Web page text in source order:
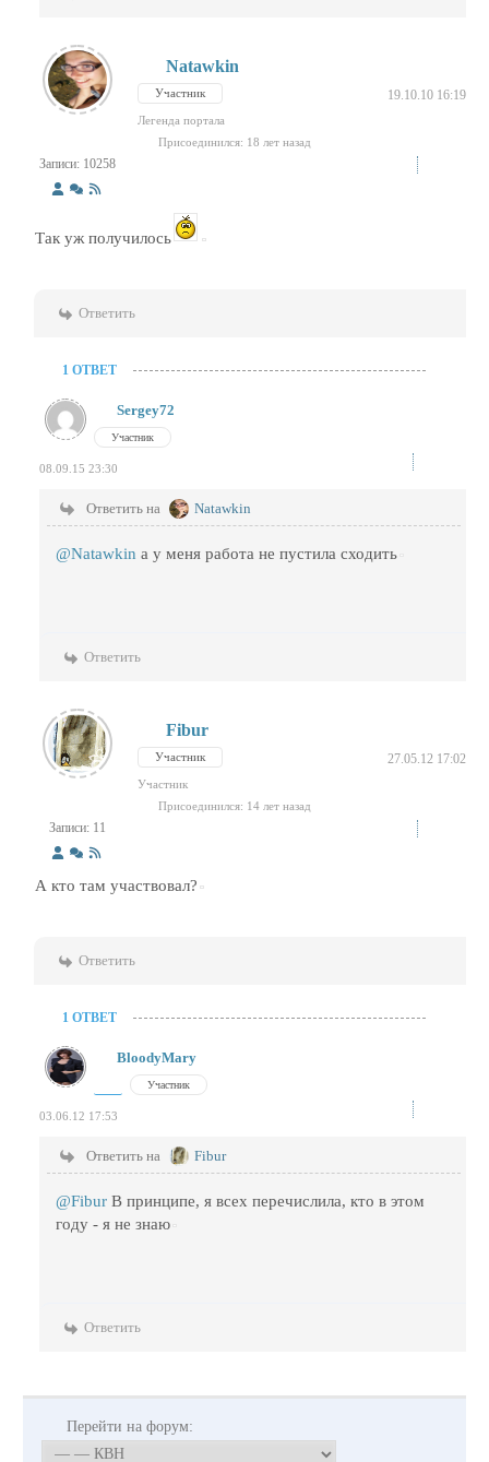
Записи: 10258
Natawkin
Участник 19.10.10 16:19
Легенда портала
Присоединился: 18 лет назад
Так уж получилось
Ответить
1 ОТВЕТ
Sergey72
Участник
08.09.15 23:30
Ответить на Natawkin
@Natawkin а у меня работа не пустила сходить
Ответить
Записи: 11
Fibur
Участник 27.05.12 17:02
Участник
Присоединился: 14 лет назад
А кто там участвовал?
Ответить
1 ОТВЕТ
BloodyMary
Участник
03.06.12 17:53
Ответить на Fibur
@Fibur В принципе, я всех перечислила, кто в этом
году - я не знаю
Ответить
Перейти на форум: